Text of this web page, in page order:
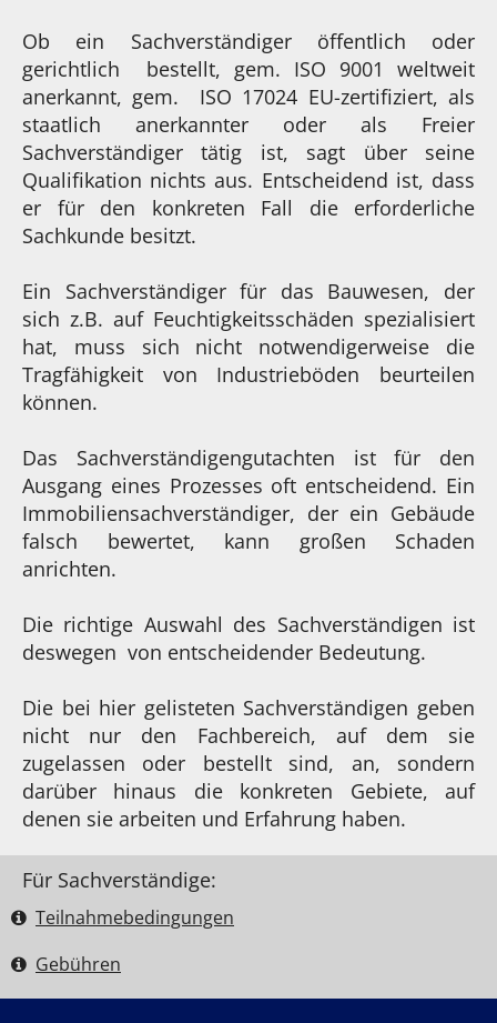
Ob ein Sachverständiger öffentlich oder
gerichtlich bestellt, gem. ISO 9001 weltweit
anerkannt, gem. ISO 17024 EU-zertifiziert, als
staatlich anerkannter oder als Freier
Sachverständiger tätig ist, sagt über seine
Qualifikation nichts aus. Entscheidend ist, dass
er für den konkreten Fall die erforderliche
Sachkunde besitzt.
Ein Sachverständiger für das Bauwesen, der
sich z.B. auf Feuchtigkeitsschäden spezialisiert
hat, muss sich nicht notwendigerweise die
Tragfähigkeit von Industrieböden beurteilen
können.
Das Sachverständigengutachten ist für den
Ausgang eines Prozesses oft entscheidend. Ein
Immobiliensachverständiger, der ein Gebäude
falsch bewertet, kann großen Schaden
anrichten.
Die richtige Auswahl des Sachverständigen ist
deswegen von entscheidender Bedeutung.
Die bei hier gelisteten Sachverständigen geben
nicht nur den Fachbereich, auf dem sie
zugelassen oder bestellt sind, an, sondern
darüber hinaus die konkreten Gebiete, auf
denen sie arbeiten und Erfahrung haben.
Für Sachverständige:
Teilnahme­bedingungen
Gebühren